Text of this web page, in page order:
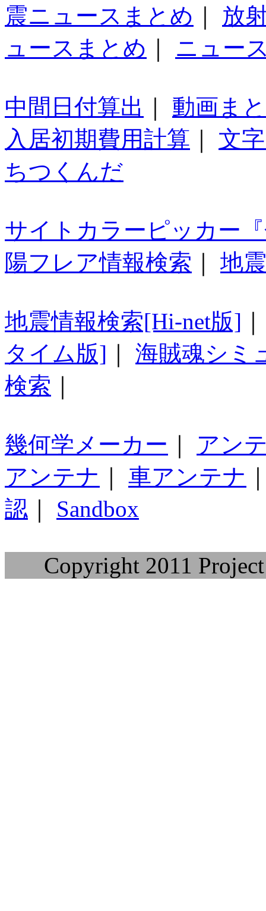
震ニュースまとめ
放
ュースまとめ
ニュー
中間日付算出
動画ま
入居初期費用計算
文
ちつくんだ
サイトカラーピッカー
陽フレア情報検索
地
地震情報検索[Hi-net版]
タイム版]
海賊魂シミ
検索
幾何学メーカー
アン
アンテナ
車アンテナ
認
Sandbox
Copyright 2011